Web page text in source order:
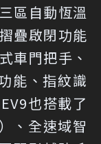
區自動恆溫
疊啟閉功能
車門把手、
能、指紋識
也搭載了
、全速域智